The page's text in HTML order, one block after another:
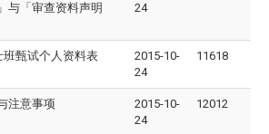
与「审查资料声明
24
班甄试个人资料表
2015-10-
24
11618
注意事项
2015-10-
24
12012